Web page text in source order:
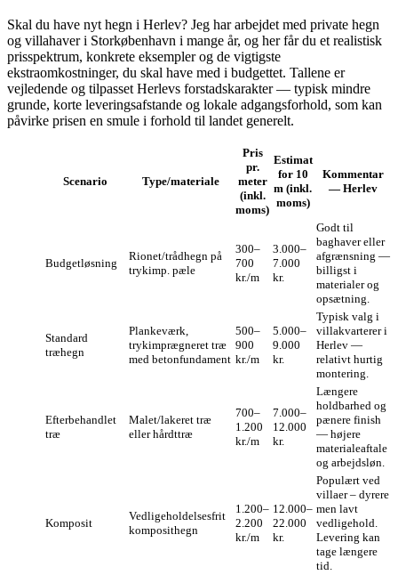
Skal du have nyt hegn i Herlev? Jeg har arbejdet med private hegn
og villahaver i Storkøbenhavn i mange år, og her får du et realistisk
prisspektrum, konkrete eksempler og de vigtigste
ekstraomkostninger, du skal have med i budgettet. Tallene er
vejledende og tilpasset Herlevs forstadskarakter — typisk mindre
grunde, korte leveringsafstande og lokale adgangsforhold, som kan
påvirke prisen en smule i forhold til landet generelt.
Scenario Type/materiale
Pris
pr.
meter
(inkl.
moms)
Estimat
for 10
m (inkl.
moms)
Kommentar
— Herlev
Budgetløsning
Rionet/trådhegn på
trykimp. pæle
300–
700
kr./m
3.000–
7.000
kr.
Godt til
baghaver eller
afgrænsning —
billigst i
materialer og
opsætning.
Standard
træhegn
Plankeværk,
trykimprægneret træ
med betonfundament
500–
900
kr./m
5.000–
9.000
kr.
Typisk valg i
villakvarterer i
Herlev —
relativt hurtig
montering.
Efterbehandlet
træ
Malet/lakeret træ
eller hårdttræ
700–
1.200
kr./m
7.000–
12.000
kr.
Længere
holdbarhed og
pænere finish
— højere
materialeaftale
og arbejdsløn.
Komposit
Vedligeholdelsesfrit
komposithegn
1.200–
2.200
kr./m
12.000–
22.000
kr.
Populært ved
villaer – dyrere
men lavt
vedligehold.
Levering kan
tage længere
tid.